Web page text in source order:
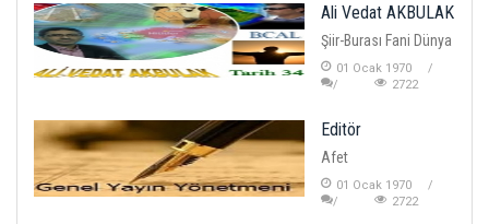
Ali Vedat AKBULAK
Şiir-Burası Fani Dünya
01 Ocak 1970
2722
Editör
Afet
01 Ocak 1970
2722